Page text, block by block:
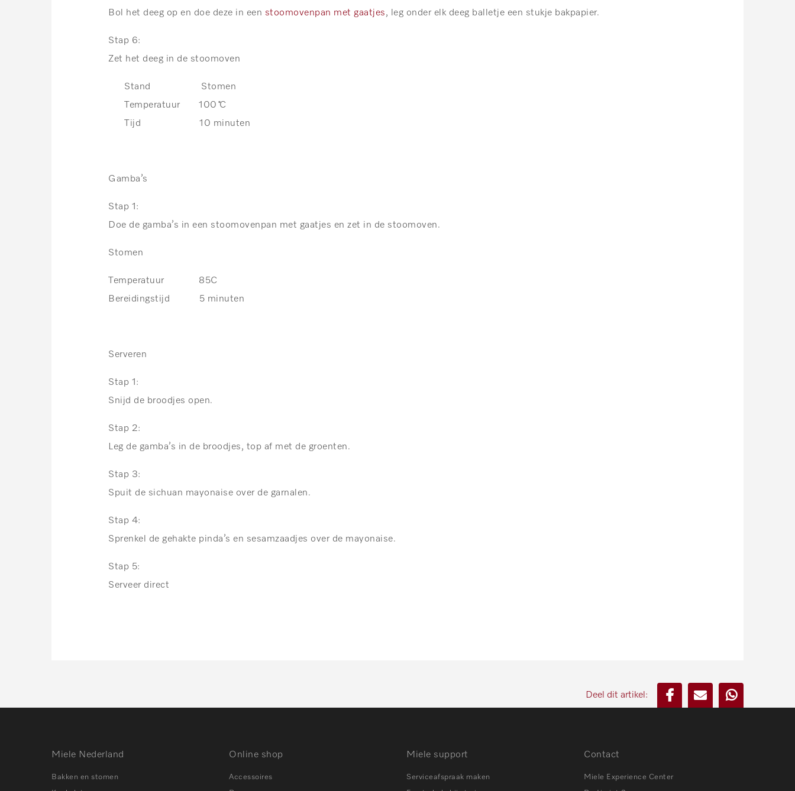
Bol het deeg op en doe deze in een stoomovenpan met gaatjes, leg onder elk deeg balletje een stukje bakpapier.
Stap 6:
Zet het deeg in de stoomoven
Stand Stomen
Temperatuur 100 ̊C
Tijd 10 minuten
Gamba’s
Stap 1:
Doe de gamba’s in een stoomovenpan met gaatjes en zet in de stoomoven.
Stomen
Temperatuur 85C
Bereidingstijd 5 minuten
Serveren
Stap 1:
Snijd de broodjes open.
Stap 2:
Leg de gamba’s in de broodjes, top af met de groenten.
Stap 3:
Spuit de sichuan mayonaise over de garnalen.
Stap 4:
Sprenkel de gehakte pinda’s en sesamzaadjes over de mayonaise.
Stap 5:
Serveer direct
Deel dit artikel:
Miele Nederland
Bakken en stomen
Online shop
Accessoires
Miele support
Serviceafspraak maken
Contact
Miele Experience Center